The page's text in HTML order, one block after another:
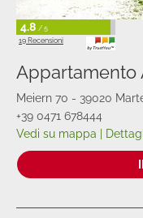
4.8 / 5
19 Recensioni
Appartamento
Meiern 70 - 39020
+39 0471 678444
Vedi su mappa